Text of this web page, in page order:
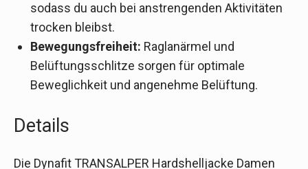
sodass du auch bei anstrengenden Aktivitäten
trocken bleibst.
Bewegungsfreiheit: Raglanärmel und
Belüftungsschlitze sorgen für optimale
Beweglichkeit und angenehme Belüftung.
Details
Die Dynafit TRANSALPER Hardshelljacke Damen